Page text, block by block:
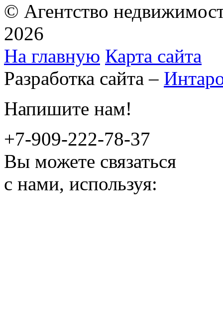
© Агентство
2026
На главную Карта сайта
Разработка сайта –
Напишите нам!
+7-909-222-78-37
Вы можете связаться
с нами, используя: